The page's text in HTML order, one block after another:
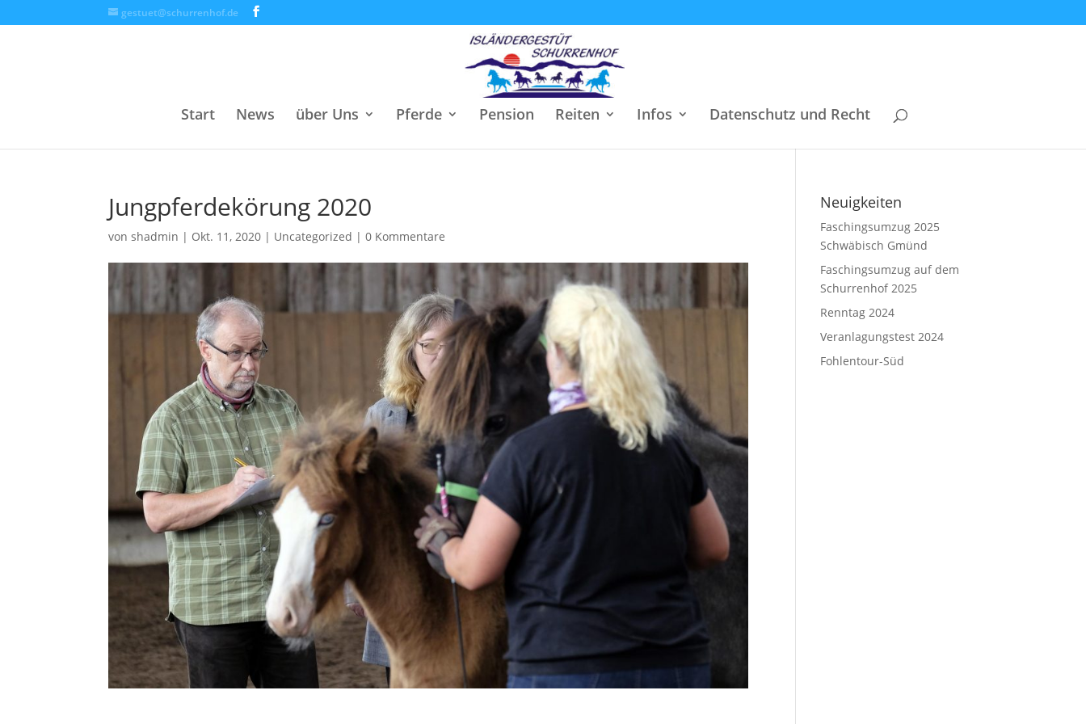
gestuet@schurrenhof.de
Start News über Uns Pferde Pension Reiten Infos Datenschutz und Recht
Jungpferdekörung 2020
vonshadmin | Okt. 11, 2020 | Uncategorized |0 Kommentare
Neuigkeiten
Faschingsumzug 2025
Schwäbisch Gmünd
Faschingsumzug auf dem
Schurrenhof 2025
Renntag 2024
Veranlagungstest 2024
Fohlentour-Süd